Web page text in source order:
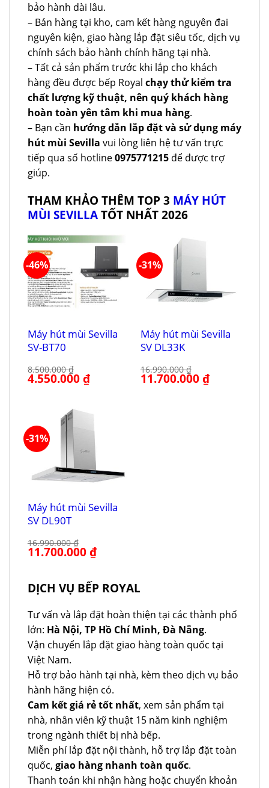
bảo hành dài lâu.
– Bán hàng tại kho, cam kết hàng nguyên đai
nguyên kiện, giao hàng lắp đặt siêu tốc, dịch vụ
chính sách bảo hành chính hãng tại nhà.
– Tất cả sản phẩm trước khi lắp cho khách
hàng đều được bếp Royal chạy thử kiểm tra
chất lượng kỹ thuật, nên quý khách hàng
hoàn toàn yên tâm khi mua hàng.
– Bạn cần hướng dẫn lắp đặt và sử dụng máy
hút mùi Sevilla vui lòng liên hệ tư vấn trực
tiếp qua số hotline0975771215 để được trợ
giúp.
THAM KHẢO THÊM TOP 3 MÁY HÚT
MÙI SEVILLATỐT NHẤT 2026
-46%
Máy hút mùi Sevilla
SV-BT70
8.500.000₫
Giá
gốc
4.550.000₫Giá
hiện
-31%
Máy hút mùi Sevilla
SV DL33K
16.990.000₫
Giá
gốc
11.700.000₫Giá
hiện
-31%
Máy hút mùi Sevilla
SV DL90T
16.990.000₫
Giá
gốc
11.700.000₫Giá
hiện
11.700.000 ₫.
DỊCH VỤ BẾP ROYAL
Tư vấn và lắp đặt hoàn thiện tại các thành phố
lớn: Hà Nội, TP Hồ Chí Minh, Đà Nẵng.
Vận chuyển lắp đặt giao hàng toàn quốc tại
Việt Nam.
Hỗ trợ bảo hành tại nhà, kèm theo dịch vụ bảo
hành hãng hiện có.
Cam kết giá rẻ tốt nhất, xem sản phẩm tại
nhà, nhân viên kỹ thuật 15 năm kinh nghiệm
trong ngành thiết bị nhà bếp.
Miễn phí lắp đặt nội thành, hỗ trợ lắp đặt toàn
quốc, giao hàng nhanh toàn quốc.
Thanh toán khi nhận hàng hoặc chuyển khoản